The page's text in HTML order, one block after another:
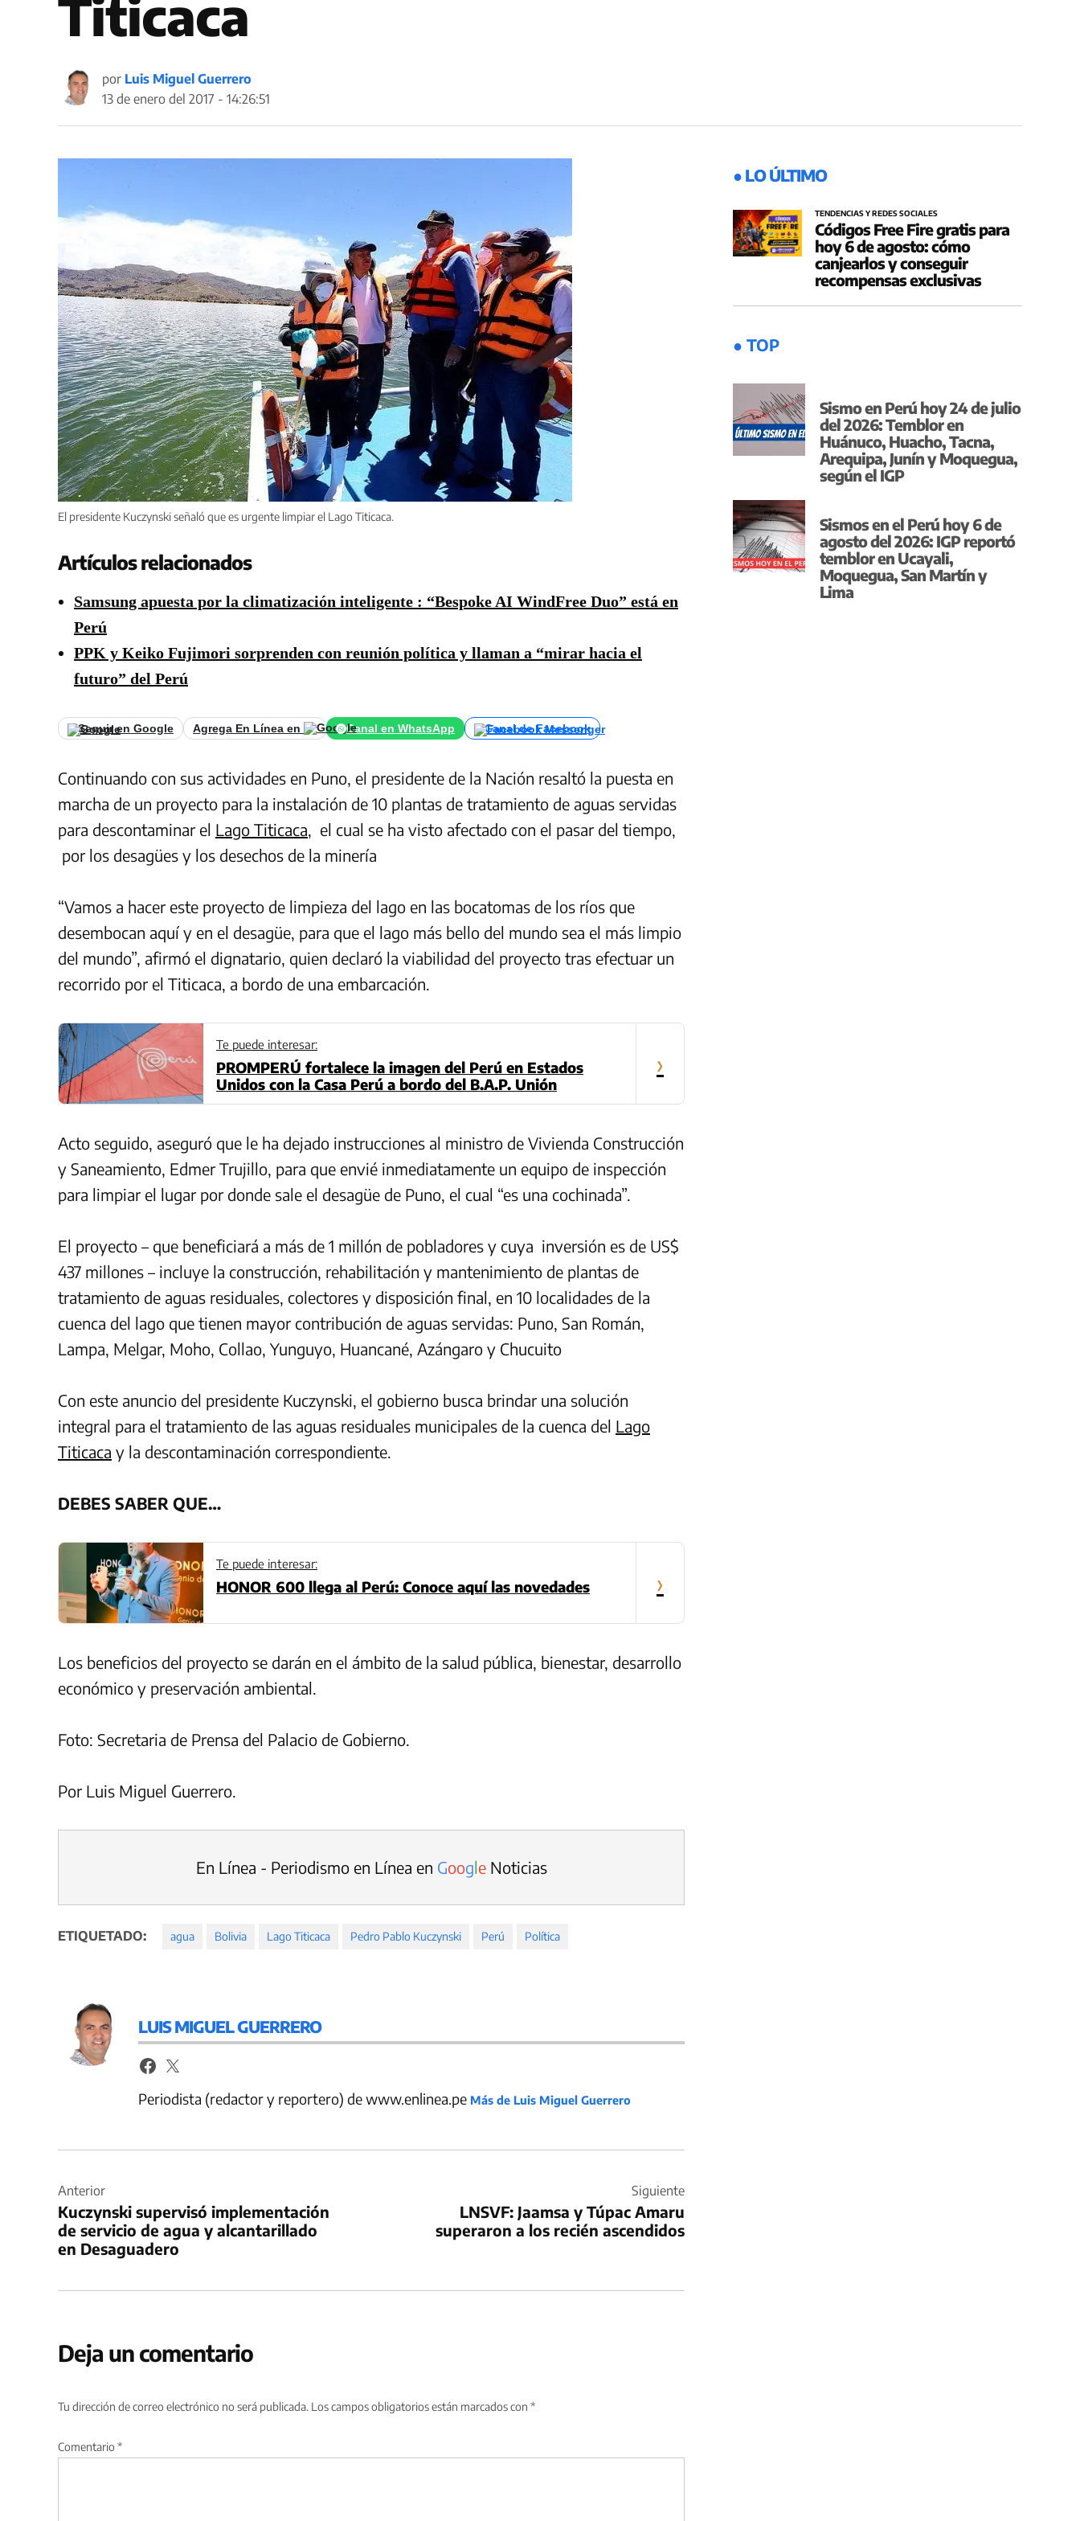
Titicaca
por Luis Miguel Guerrero
13 de enero del 2017 - 14:26:51
El presidente Kuczynski señaló que es urgente limpiar el Lago Titicaca.
Artículos relacionados
Samsung apuesta por la climatización inteligente : “Bespoke AI WindFree Duo” está en
Perú
PPK y Keiko Fujimori sorprenden con reunión política y llaman a “mirar hacia el
futuro” del Perú
Seguir en Google Agrega En Línea en Canal en WhatsApp Canal de Facebook
Continuando con sus actividades en Puno, el presidente de la Nación resaltó la puesta en
marcha de un proyecto para la instalación de 10 plantas de tratamiento de aguas servidas
para descontaminar el Lago Titicaca, el cual se ha visto afectado con el pasar del tiempo,
por los desagües y los desechos de la minería
“Vamos a hacer este proyecto de limpieza del lago en las bocatomas de los ríos que
desembocan aquí y en el desagüe, para que el lago más bello del mundo sea el más limpio
del mundo”, afirmó el dignatario, quien declaró la viabilidad del proyecto tras efectuar un
recorrido por el Titicaca, a bordo de una embarcación.
Te puede interesar:
PROMPERÚ fortalece la imagen del Perú en Estados
Unidos con la Casa Perú a bordo del B.A.P. Unión
›
Acto seguido, aseguró que le ha dejado instrucciones al ministro de Vivienda Construcción
y Saneamiento, Edmer Trujillo, para que envié inmediatamente un equipo de inspección
para limpiar el lugar por donde sale el desagüe de Puno, el cual “es una cochinada”.
El proyecto – que beneficiará a más de 1 millón de pobladores y cuya inversión es de US$
437 millones – incluye la construcción, rehabilitación y mantenimiento de plantas de
tratamiento de aguas residuales, colectores y disposición final, en 10 localidades de la
cuenca del lago que tienen mayor contribución de aguas servidas: Puno, San Román,
Lampa, Melgar, Moho, Collao, Yunguyo, Huancané, Azángaro y Chucuito
Con este anuncio del presidente Kuczynski, el gobierno busca brindar una solución
integral para el tratamiento de las aguas residuales municipales de la cuenca del Lago
Titicaca y la descontaminación correspondiente.
DEBES SABER QUE…
Te puede interesar:
HONOR 600 llega al Perú: Conoce aquí las novedades ›
Los beneficios del proyecto se darán en el ámbito de la salud pública, bienestar, desarrollo
económico y preservación ambiental.
Foto: Secretaria de Prensa del Palacio de Gobierno.
Por Luis Miguel Guerrero.
En Línea - Periodismo en Línea en GoogleNoticias
ETIQUETADO: agua Bolivia Lago Titicaca Pedro Pablo Kuczynski Perú Política
LUIS MIGUEL GUERRERO
Periodista (redactor y reportero) de www.enlinea.pe Más de Luis Miguel Guerrero
de
entradas
Anterior
Kuczynski supervisó implementación
de servicio de agua y alcantarillado
en Desaguadero
Siguiente
LNSVF: Jaamsa y Túpac Amaru
superaron a los recién ascendidos
Deja un comentario
Tu dirección de correo electrónico no será publicada. Los campos obligatorios están marcados con *
Comentario *
● LO ÚLTIMO
TENDENCIAS Y REDES SOCIALES
Códigos Free Fire gratis para
hoy 6 de agosto: cómo
canjearlos y conseguir
recompensas exclusivas
● TOP
Sismo en Perú hoy 24 de julio
del 2026: Temblor en
Huánuco, Huacho, Tacna,
Arequipa, Junín y Moquegua,
según el IGP
Sismos en el Perú hoy 6 de
agosto del 2026: IGP reportó
temblor en Ucayali,
Moquegua, San Martín y
Lima